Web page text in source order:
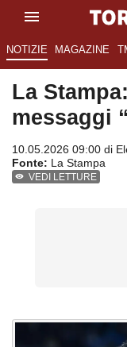
NOTIZIE MAGAZINE
La
messaggi
10.05.2026 09:00 di
Fonte: La Stampa
VEDI LETTURE